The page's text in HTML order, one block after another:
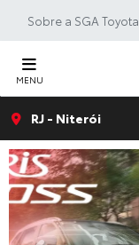
Sobre a SGA Toyota
MENU
RJ - Niterói